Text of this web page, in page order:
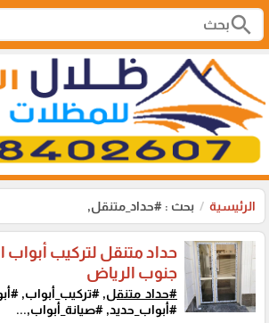
search
الرئيسية بحث : #حداد_متنقل,
حداد متنقل لتركيب أبواب
جنوب الرياض
#حداد_متنقل, #تركيب_أبواب,
#أبواب_حديد, #صيانة_أبواب,...